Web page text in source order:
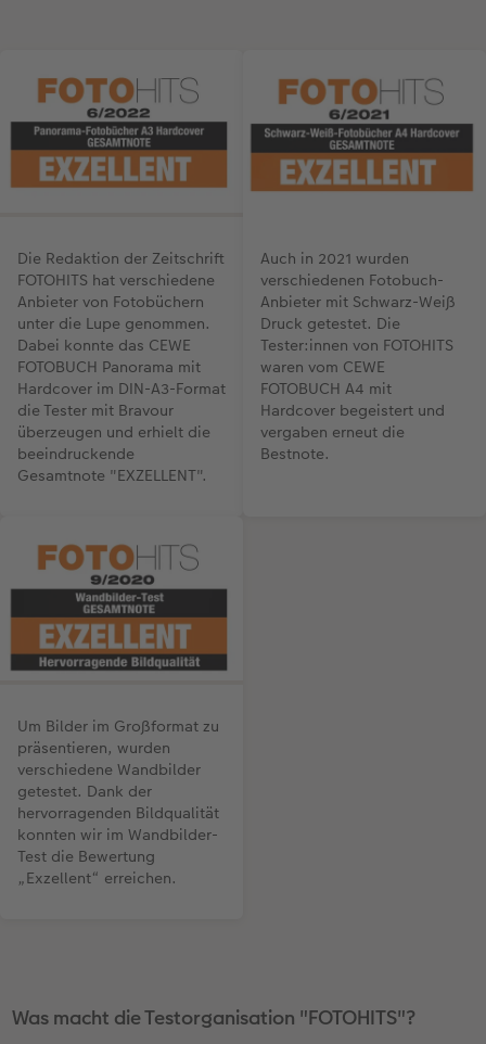
Die Redaktion der Zeitschrift
FOTOHITS hat verschiedene
Anbieter von Fotobüchern
unter die Lupe genommen.
Dabei konnte das CEWE
FOTOBUCH Panorama mit
Hardcover im DIN-A3-Format
die Tester mit Bravour
überzeugen und erhielt die
beeindruckende
Gesamtnote "EXZELLENT".
Auch in 2021 wurden
verschiedenen Fotobuch-
Anbieter mit Schwarz-Weiß
Druck getestet. Die
Tester:innen von FOTOHITS
waren vom CEWE
FOTOBUCH A4 mit
Hardcover begeistert und
vergaben erneut die
Bestnote.
Um Bilder im Großformat zu
präsentieren, wurden
verschiedene Wandbilder
getestet. Dank der
hervorragenden Bildqualität
konnten wir im Wandbilder-
Test die Bewertung
„Exzellent“ erreichen.
Was macht die Testorganisation "FOTOHITS"?